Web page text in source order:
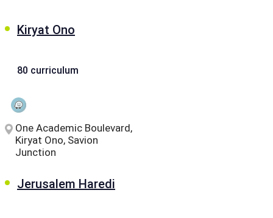
Kiryat Ono
80 curriculum
One Academic Boulevard,
Kiryat Ono, Savion
Junction
Jerusalem Haredi